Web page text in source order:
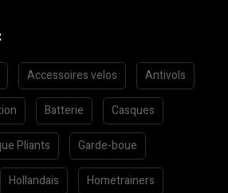
Accessoires velos Antivols
Batterie Casques
Pliants Garde-boue
Hollandais Hometrainers